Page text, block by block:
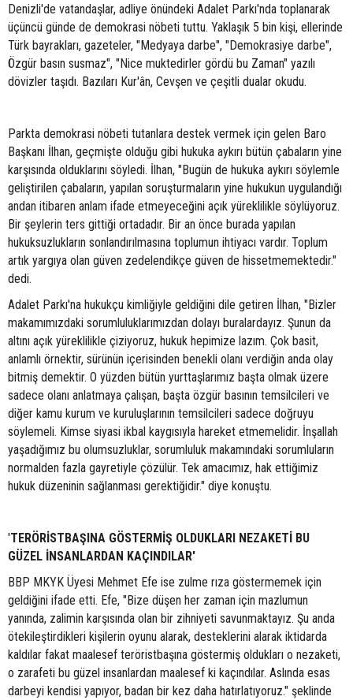
Denizli'de vatandaşlar, adliye önündeki Adalet Parkı'nda toplanarak
üçüncü günde de demokrasi nöbeti tuttu. Yaklaşık 5 bin kişi, ellerinde
Türk bayrakları, gazeteler, "Medyaya darbe", "Demokrasiye darbe",
Özgür basın susmaz", "Nice muktedirler gördü bu Zaman" yazılı
dövizler taşıdı. Bazıları Kur'ân, Cevşen ve çeşitli dualar okudu.
Parkta demokrasi nöbeti tutanlara destek vermek için gelen Baro
Başkanı İlhan, geçmişte olduğu gibi hukuka aykırı bütün çabaların yine
karşısında olduklarını söyledi. İlhan, "Bugün de hukuka aykırı söylemle
geliştirilen çabaların, yapılan soruşturmaların yine hukukun uygulandığı
andan itibaren anlam ifade etmeyeceğini açık yüreklilikle söylüyoruz.
Bir şeylerin ters gittiği ortadadır. Bir an önce burada yapılan
hukuksuzlukların sonlandırılmasına toplumun ihtiyacı vardır. Toplum
artık yargıya olan güven zedelendikçe güven de hissetmemektedir."
dedi.
Adalet Parkı'na hukukçu kimliğiyle geldiğini dile getiren İlhan, "Bizler
makamımızdaki sorumluluklarımızdan dolayı buralardayız. Şunun da
altını açık yüreklilikle çiziyoruz, hukuk hepimize lazım. Çok basit,
anlamlı örnektir, sürünün içerisinden benekli olanı verdiğin anda olay
bitmiş demektir. O yüzden bütün yurttaşlarımız başta olmak üzere
sadece olanı anlatmaya çalışan, başta özgür basının temsilcileri ve
diğer kamu kurum ve kuruluşlarının temsilcileri sadece doğruyu
söylemeli. Kimse siyasi ikbal kaygısıyla hareket etmemelidir. İnşallah
yaşadığımız bu olumsuzluklar, sorumluluk makamındaki sorumluların
normalden fazla gayretiyle çözülür. Tek amacımız, hak ettiğimiz
hukuk düzeninin sağlanması gerektiğidir." diye konuştu.
'TERÖRİSTBAŞINA GÖSTERMİŞ OLDUKLARI NEZAKETİ BU
GÜZEL İNSANLARDAN KAÇINDILAR'
BBP MKYK Üyesi Mehmet Efe ise zulme rıza göstermemek için
geldiğini ifade etti. Efe, "Bize düşen her zaman için mazlumun
yanında, zalimin karşısında olan bir zihniyeti savunmaktayız. Şu anda
ötekileştirdikleri kişilerin oyunu alarak, desteklerini alarak iktidarda
kaldılar fakat maalesef teröristbaşına göstermiş oldukları o nezaketi,
o zarafeti bu güzel insanlardan maalesef ki kaçındılar. Aslında esas
darbeyi kendisi yapıyor, badan bir kez daha hatırlatıyoruz." şeklinde